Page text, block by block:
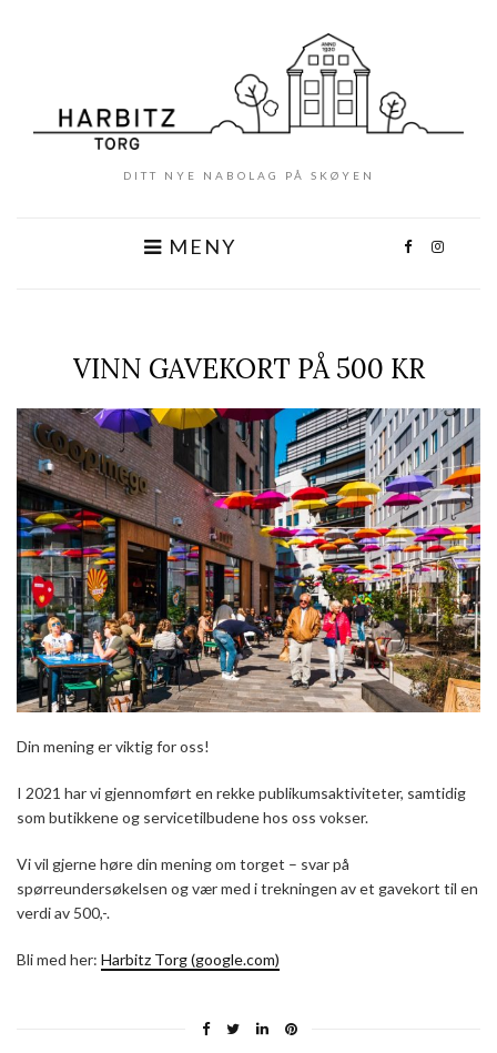
DITT NYE NABOLAG PÅ SKØYEN
MENY
VINN GAVEKORT PÅ 500 KR
Din mening er viktig for oss!
I 2021 har vi gjennomført en rekke publikumsaktiviteter, samtidig
som butikkene og servicetilbudene hos oss vokser.
Vi vil gjerne høre din mening om torget – svar på
spørreundersøkelsen og vær med i trekningen av et gavekort til en
verdi av 500,-.
Bli med her: Harbitz Torg (google.com)